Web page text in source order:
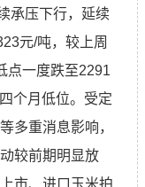
承压下行，延续
元/吨，较上周
点一度跌至2291
个月低位。受定
多重消息影响，
较前期明显放
市、进口玉米拍